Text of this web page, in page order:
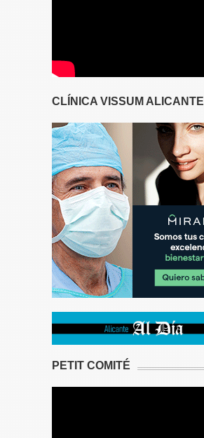
CLÍNICA VISSUM ALICANTE
PETIT COMITÉ